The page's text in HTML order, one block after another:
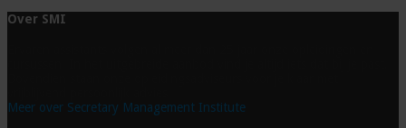
Over SMI
Meer over Secretary Management Institute